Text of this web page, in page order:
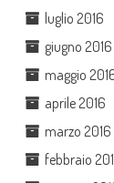
luglio 2016
giugno 2016
maggio
aprile 2016
marzo 2016
febbraio